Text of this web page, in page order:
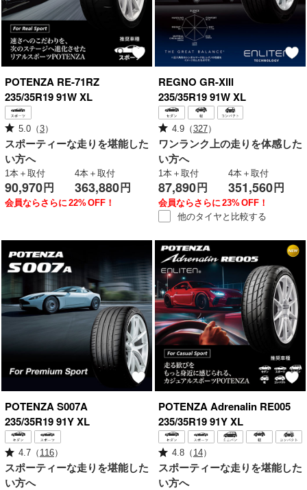
POTENZA RE-71RZ
235/35R19 91W XL
5.0（3）
スポーティーな走りを堪能した
い方へ
1本＋取付
90,970 円
4本＋取付
363,880 円
会員ならさらに 22%OFF！
REGNO GR-XⅢ
235/35R19 91W XL
4.9（327）
ワンランク上の走りを体感した
い方へ
1本＋取付
87,890 円
4本＋取付
351,560 円
会員ならさらに 23%OFF！
他のタイヤと 比較する
POTENZAS007A
235/35R19 91Y XL
4.7（ 116）
スポーティーな走りを堪能した
い方へ
POTENZAAdrenalin RE005
235/35R19 91Y XL
4.8（ 14）
スポーティーな走りを堪能した
い方へ